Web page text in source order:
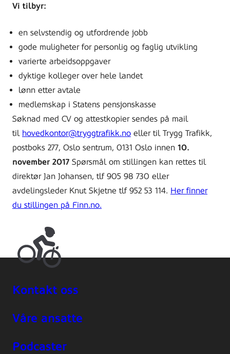
Vi tilbyr:
en selvstendig og utfordrende jobb
gode muligheter for personlig og faglig utvikling
varierte arbeidsoppgaver
dyktige kolleger over hele landet
lønn etter avtale
medlemskap i Statens pensjonskasse
Søknad med CV og attestkopier sendes på mail
til hovedkontor@tryggtrafikk.no eller til Trygg Trafikk,
postboks 277, Oslo sentrum, 0131 Oslo innen 10.
november 2017 Spørsmål om stillingen kan rettes til
direktør Jan Johansen, tlf 905 98 730 eller
avdelingsleder Knut Skjetne tlf 952 53 114. Her finner
du stillingen på Finn.no.
Kontakt oss
Våre ansatte
Podcaster